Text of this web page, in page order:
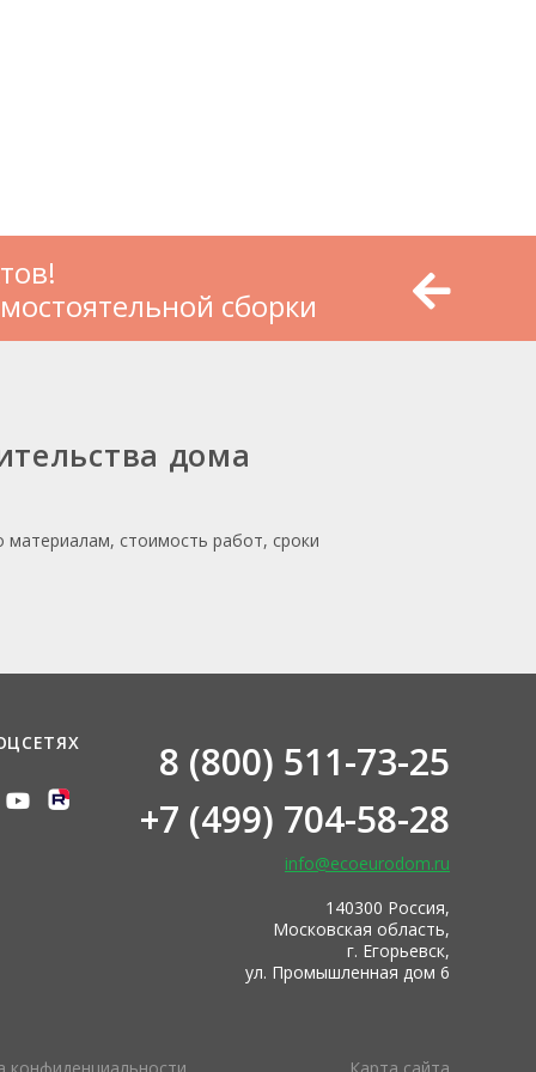
сборки
дома
стоимость работ, сроки
конфиденциальности
8 (800) 511-73-25
+7 (499) 704-58-28
info@ecoeurodom.ru
140300 Россия,
Московская область,
г. Егорьевск,
ул. Промышленная дом 6
Карта сайта